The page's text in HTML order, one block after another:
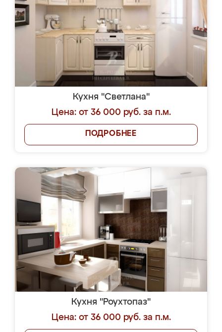
Кухня "Светлана"
Цена: от 36 000 руб. за п.м.
ПОДРОБНЕЕ
Кухня "Роухтопаз"
Цена: от 36 000 руб. за п.м.